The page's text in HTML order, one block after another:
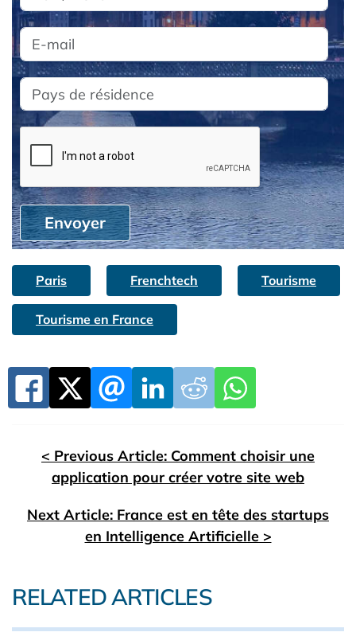
Envoyer
Paris Frenchtech Tourisme
Tourisme en France
< Previous Article: Comment choisir une
application pour créer votre site web
Next Article: France est en tête des startups
en Intelligence Artificielle >
RELATED ARTICLES